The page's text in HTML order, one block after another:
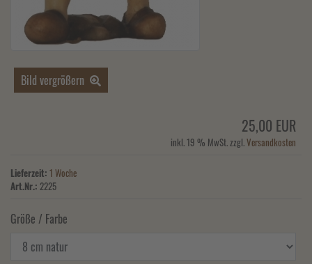
Bild vergrößern
25,00 EUR
inkl. 19 % MwSt. zzgl.Versandkosten
Lieferzeit: 1 Woche
Art.Nr.: 2225
Größe / Farbe